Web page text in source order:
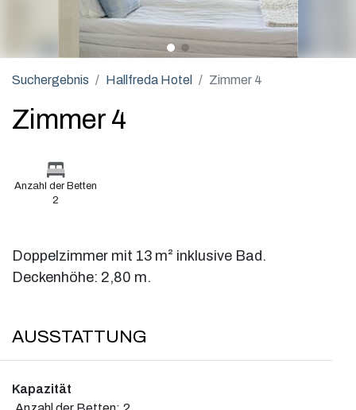
Suchergebnis Hallfreda Hotel Zimmer 4
Zimmer 4
Anzahl der Betten
2
Doppelzimmer mit 13 m² inklusive Bad.
Deckenhöhe: 2,80 m.
AUSSTATTUNG
Kapazität